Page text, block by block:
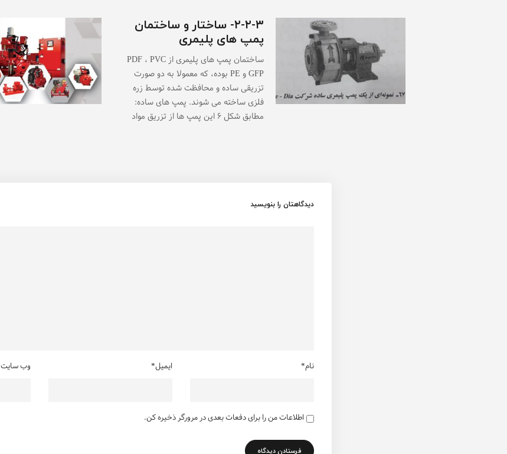
۲-۲-۳- ساختار و ساختمان
پمپ های پلیمری
ساختمان پمپ های پلیمری از PDF ، PVC
GFP و PE بوده، که معمولا به دو صورت
تزریقی ساده و محافظت شده توسط زره
فلزی ساخته می شوند. پمپ های ساده:
مطابق شکل ۶ این پمپ ها از تزریق مواد
دیدگاهتان را بنویسید
نام* ایمیل* وب سایت
اطلاعات من را برای دفعات بعدی در مرورگر ذخیره کن.